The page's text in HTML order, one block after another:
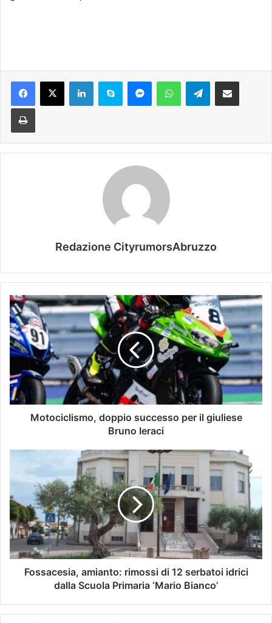
Telegram
Redazione CityrumorsAbruzzo
Motociclismo, doppio successo per il giuliese
Bruno Ieraci
Fossacesia, amianto: rimossi di 12 serbatoi idrici
dalla Scuola Primaria ‘Mario Bianco’